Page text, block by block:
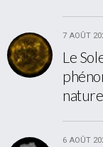
7 AOÛT
Le
6 AOÛT